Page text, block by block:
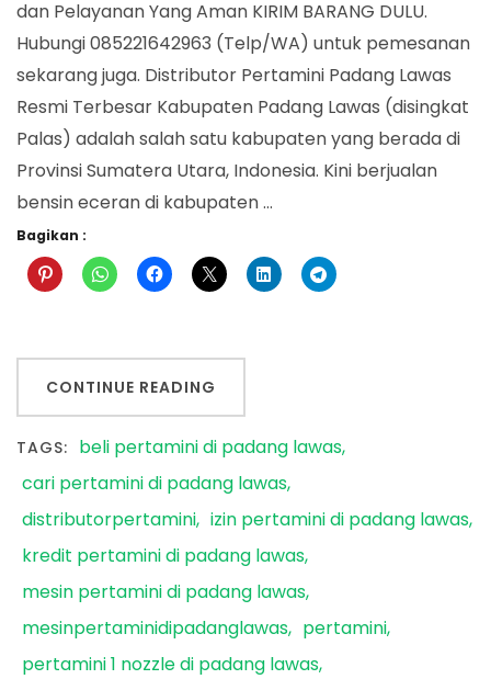
dan Pelayanan Yang Aman KIRIM BARANG DULU.
Hubungi 085221642963 (Telp/WA) untuk pemesanan
sekarang juga. Distributor Pertamini Padang Lawas
Resmi Terbesar Kabupaten Padang Lawas (disingkat
Palas) adalah salah satu kabupaten yang berada di
Provinsi Sumatera Utara, Indonesia. Kini berjualan
bensin eceran di kabupaten …
Bagikan :
CONTINUE READING
TAGS: beli pertamini di padang lawas
cari pertamini di padang lawas
distributorpertamini izin pertamini di padang lawas
kredit pertamini di padang lawas
mesin pertamini di padang lawas
mesinpertaminidipadanglawas
pertamini
pertamini 1 nozzle di padang lawas